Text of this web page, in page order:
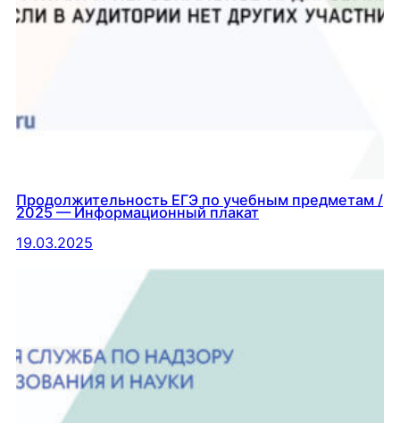
Продолжительность ЕГЭ по учебным предметам /
2025 — Информационный плакат
19.03.2025